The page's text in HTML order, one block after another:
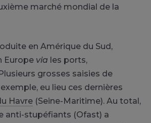
marché mondial de la
en Amérique du Sud,
Europe via les ports,
grosses saisies de
eu lieu ces dernières
Havre (Seine-Maritime). Au total,
anti-stupéfiants (Ofast) a